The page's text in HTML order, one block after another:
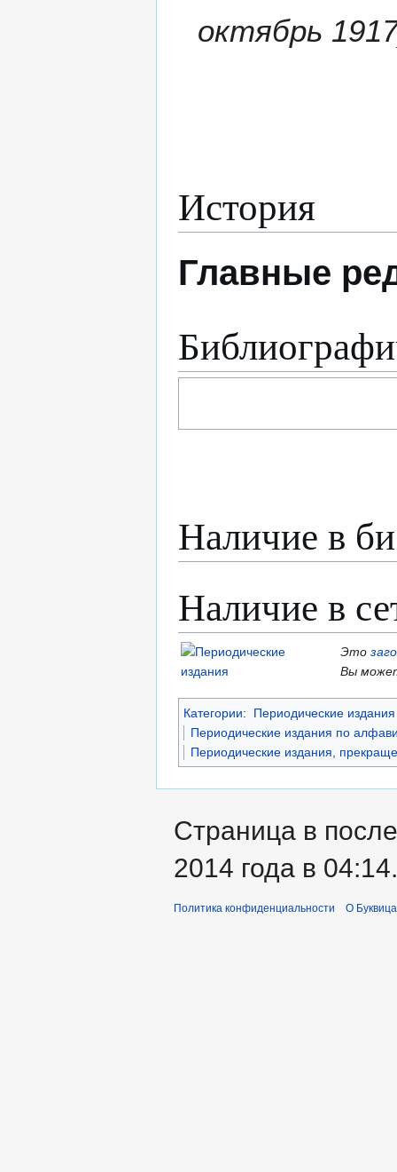
октябрь
История
Главные
Наличие в
Наличие в
Это
Вы
Категории:
Периодические
Периодические издания по
Периодические издания,
Страница в
2014 года в 04:14.
Политика конфиденциальности О Буквица